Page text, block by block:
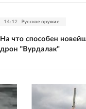
14:12 Русское оружие
На что способен
дрон "Вурдалак"